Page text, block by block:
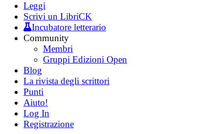
Leggi
Scrivi un LibriCK
Incubatore letterario
Community
Membri
Gruppi Edizioni Open
Blog
La rivista degli scrittori
Punti
Aiuto!
Log In
Registrazione